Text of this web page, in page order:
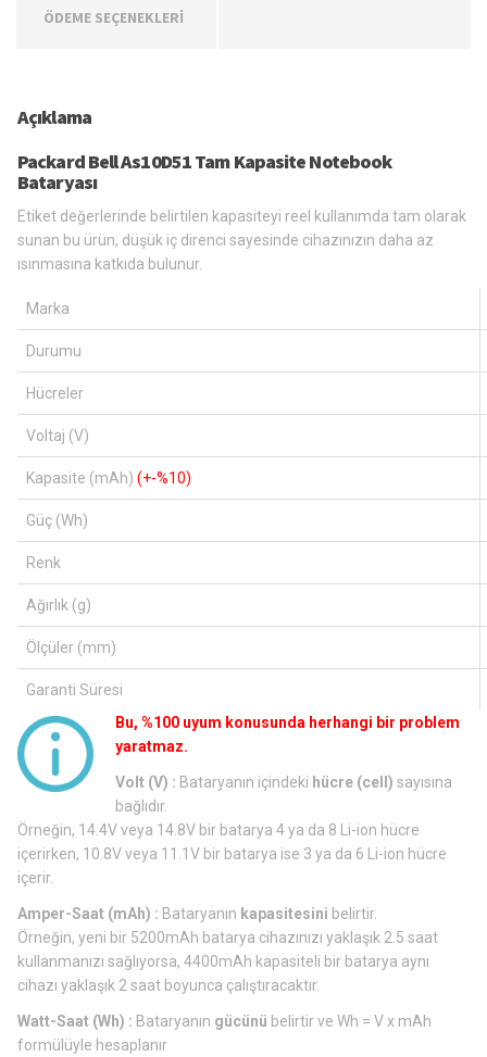
ÖDEME SEÇENEKLERİ
Açıklama
Packard Bell As10D51 Tam Kapasite Notebook
Bataryası
Etiket değerlerinde belirtilen kapasiteyi reel kullanımda tam olarak
sunan bu ürün, düşük iç direnci sayesinde cihazınızın daha az
ısınmasına katkıda bulunur.
Marka
Durumu
Hücreler
Voltaj (V)
Kapasite (mAh) (+-%10)
Güç (Wh)
Renk
Ağırlık (g)
Ölçüler (mm)
Garanti Süresi
Bu, %100 uyum konusunda herhangi bir problem
yaratmaz.
Volt (V) : Bataryanın içindeki hücre (cell) sayısına
bağlıdır.
Örneğin, 14.4V veya 14.8V bir batarya 4 ya da 8 Li-ion hücre
içerirken, 10.8V veya 11.1V bir batarya ise 3 ya da 6 Li-ion hücre
içerir.
Amper-Saat (mAh) : Bataryanın kapasitesini belirtir.
Örneğin, yeni bir 5200mAh batarya cihazınızı yaklaşık 2.5 saat
kullanmanızı sağlıyorsa, 4400mAh kapasiteli bir batarya aynı
cihazı yaklaşık 2 saat boyunca çalıştıracaktır.
Watt-Saat (Wh) : Bataryanın gücünü belirtir ve Wh = V x mAh
formülüyle hesaplanır